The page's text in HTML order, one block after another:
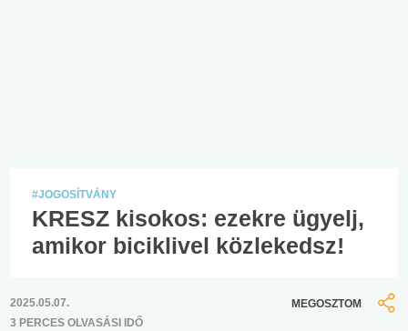
#JOGOSÍTVÁNY
KRESZ kisokos: ezekre ügyelj,
amikor biciklivel közlekedsz!
2025.05.07.
3 PERCES OLVASÁSI IDŐ
MEGOSZTOM